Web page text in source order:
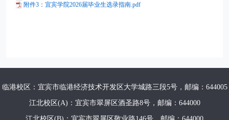
附件3：宜宾学院2026届毕业生选录指南.pdf
临港校区：宜宾市临港经济技术开发区大学城路三段5号，邮编：644005
江北校区(A)：宜宾市翠屏区酒圣路8号，邮编：644000